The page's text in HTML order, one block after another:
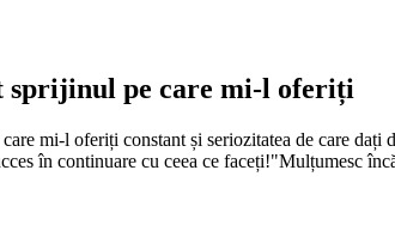
sprijinul pe care mi-l oferiți
mi-l oferiți constant și seriozitatea de care
în continuare cu ceea ce faceți!"Mulțumesc